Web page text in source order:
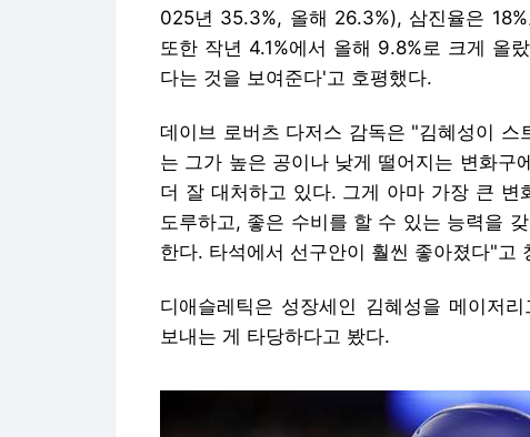
025년 35.3%, 올해 26.3%), 삼진율은
또한 작년 4.1%에서 올해 9.8%로 크게 올
다는 것을 보여준다'고 호평했다.
데이브 로버츠 다저스 감독은 "김혜성이
는 그가 높은 공이나 낮게 떨어지는 변화구
더 잘 대처하고 있다. 그게 아마 가장 큰
도루하고, 좋은 수비를 할 수 있는 능력을
한다. 타석에서 선구안이 훨씬 좋아졌다"고
디애슬레틱은 성장세인 김혜성을 메이저
보내는 게 타당하다고 봤다.